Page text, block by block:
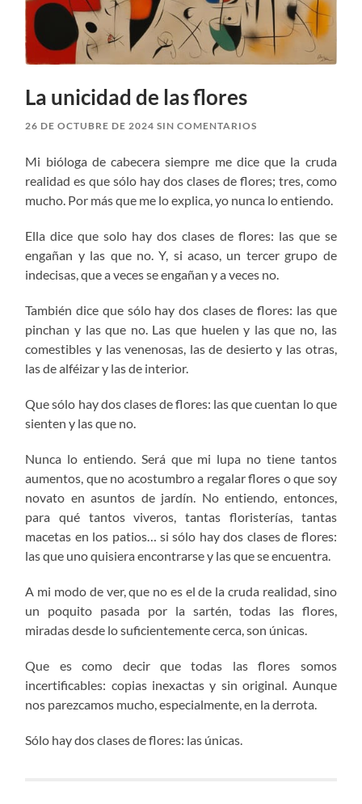
La unicidad de las flores
26 DE OCTUBRE DE 2024 SIN COMENTARIOS
Mi bióloga de cabecera siempre me dice que la cruda
realidad es que sólo hay dos clases de flores; tres, como
mucho. Por más que me lo explica, yo nunca lo entiendo.
Ella dice que solo hay dos clases de flores: las que se
engañan y las que no. Y, si acaso, un tercer grupo de
indecisas, que a veces se engañan y a veces no.
También dice que sólo hay dos clases de flores: las que
pinchan y las que no. Las que huelen y las que no, las
comestibles y las venenosas, las de desierto y las otras,
las de alféizar y las de interior.
Que sólo hay dos clases de flores: las que cuentan lo que
sienten y las que no.
Nunca lo entiendo. Será que mi lupa no tiene tantos
aumentos, que no acostumbro a regalar flores o que soy
novato en asuntos de jardín. No entiendo, entonces,
para qué tantos viveros, tantas floristerías, tantas
macetas en los patios… si sólo hay dos clases de flores:
las que uno quisiera encontrarse y las que se encuentra.
A mi modo de ver, que no es el de la cruda realidad, sino
un poquito pasada por la sartén, todas las flores,
miradas desde lo suficientemente cerca, son únicas.
Que es como decir que todas las flores somos
incertificables: copias inexactas y sin original. Aunque
nos parezcamos mucho, especialmente, en la derrota.
Sólo hay dos clases de flores: las únicas.